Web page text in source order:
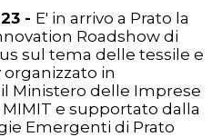
- E' in arrivo a Prato la
Roadshow di
sul tema delle tessile e
in
Ministero delle Imprese
e supportato dalla
Emergenti di Prato